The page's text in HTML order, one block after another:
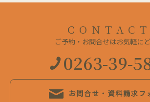
CONTACT
ご予約・お問合せはお気軽に
0263-39-
お問合せ・資料請求フ